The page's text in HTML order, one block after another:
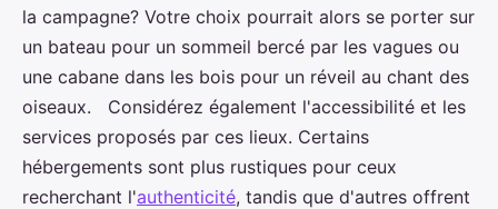
la campagne? Votre choix pourrait alors se porter sur
un bateau pour un sommeil bercé par les vagues ou
une cabane dans les bois pour un réveil au chant des
oiseaux. Considérez également l'accessibilité et les
services proposés par ces lieux. Certains
hébergements sont plus rustiques pour ceux
recherchant l'authenticité, tandis que d'autres offrent